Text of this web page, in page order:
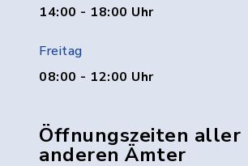
14:00 - 18:00 Uhr
Freitag
08:00 - 12:00 Uhr
Öffnungszeiten aller
anderen Ämter